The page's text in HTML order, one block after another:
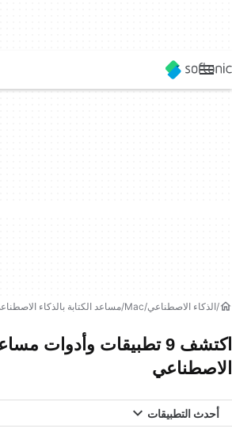
الذكاء الاصطناعي Mac مساعد الكتابة بالذكاء
اكتشف 9 تطبيقات وأدوات
الاصطناعي
أحدث التطبيقات